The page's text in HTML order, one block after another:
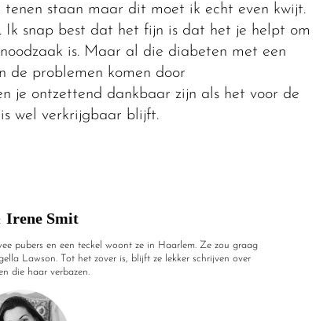
staan maar dit moet ik echt even kwijt.
Ik snap best dat het fijn is dat het je helpt om
is. Maar al die diabeten met een
de problemen komen door
je ontzettend dankbaar zijn als het voor de
wel verkrijgbaar blijft.
Irene Smit
pubers en een teckel woont ze in Haarlem. Ze zou graag
Lawson. Tot het zover is, blijft ze lekker schrijven over
die haar verbazen.